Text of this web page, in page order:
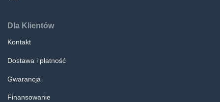
Dla Klientów
Kontakt
Dostawa i płatność
Gwarancja
Finansowanie